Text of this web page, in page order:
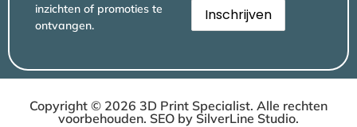
inzichten of promoties te
ontvangen.
Copyright © 2026 3D Print Specialist. Alle rechten
voorbehouden. SEO by SilverLine Studio.